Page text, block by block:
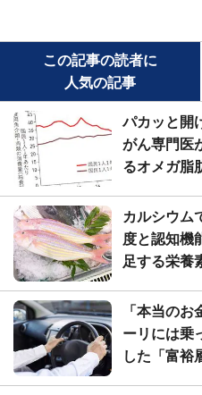
この記事の読者に
人気の記事
パカッと開
がん専門医
るオメガ脂
カルシウム
度と認知機
足する栄養
「本当の
ーリには乗
した「富裕